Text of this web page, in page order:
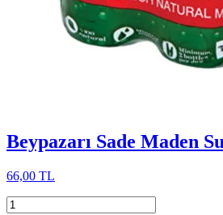
Beypazarı Sade Maden
66,00 TL